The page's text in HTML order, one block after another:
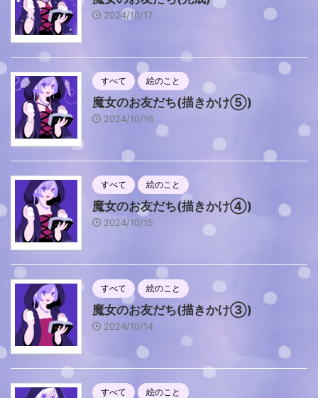
2024/10/17
すべて 絵のこと
魔女のお友だち(描きかけ⑤)
2024/10/16
すべて 絵のこと
魔女のお友だち(描きかけ④)
2024/10/15
すべて 絵のこと
魔女のお友だち(描きかけ③)
2024/10/14
すべて 絵のこと